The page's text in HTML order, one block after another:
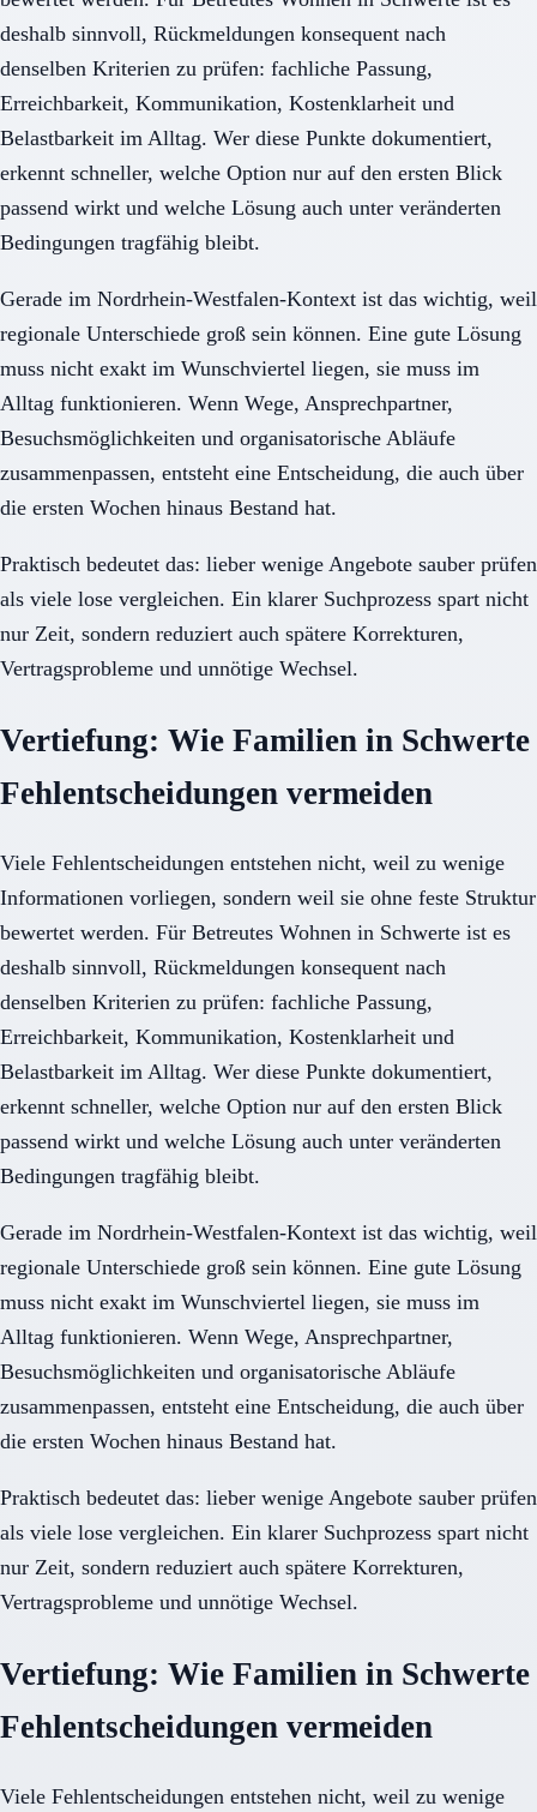
deshalb sinnvoll, Rückmeldungen konsequent nach
denselben Kriterien zu prüfen: fachliche Passung,
Erreichbarkeit, Kommunikation, Kostenklarheit und
Belastbarkeit im Alltag. Wer diese Punkte dokumentiert,
erkennt schneller, welche Option nur auf den ersten Blick
passend wirkt und welche Lösung auch unter veränderten
Bedingungen tragfähig bleibt.
Gerade im Nordrhein-Westfalen-Kontext ist das wichtig, weil
regionale Unterschiede groß sein können. Eine gute Lösung
muss nicht exakt im Wunschviertel liegen, sie muss im
Alltag funktionieren. Wenn Wege, Ansprechpartner,
Besuchsmöglichkeiten und organisatorische Abläufe
zusammenpassen, entsteht eine Entscheidung, die auch über
die ersten Wochen hinaus Bestand hat.
Praktisch bedeutet das: lieber wenige Angebote sauber prüfen
als viele lose vergleichen. Ein klarer Suchprozess spart nicht
nur Zeit, sondern reduziert auch spätere Korrekturen,
Vertragsprobleme und unnötige Wechsel.
Vertiefung: Wie Familien in Schwerte
Fehlentscheidungen vermeiden
Viele Fehlentscheidungen entstehen nicht, weil zu wenige
Informationen vorliegen, sondern weil sie ohne feste Struktur
bewertet werden. Für Betreutes Wohnen in Schwerte ist es
deshalb sinnvoll, Rückmeldungen konsequent nach
denselben Kriterien zu prüfen: fachliche Passung,
Erreichbarkeit, Kommunikation, Kostenklarheit und
Belastbarkeit im Alltag. Wer diese Punkte dokumentiert,
erkennt schneller, welche Option nur auf den ersten Blick
passend wirkt und welche Lösung auch unter veränderten
Bedingungen tragfähig bleibt.
Gerade im Nordrhein-Westfalen-Kontext ist das wichtig, weil
regionale Unterschiede groß sein können. Eine gute Lösung
muss nicht exakt im Wunschviertel liegen, sie muss im
Alltag funktionieren. Wenn Wege, Ansprechpartner,
Besuchsmöglichkeiten und organisatorische Abläufe
zusammenpassen, entsteht eine Entscheidung, die auch über
die ersten Wochen hinaus Bestand hat.
Praktisch bedeutet das: lieber wenige Angebote sauber prüfen
als viele lose vergleichen. Ein klarer Suchprozess spart nicht
nur Zeit, sondern reduziert auch spätere Korrekturen,
Vertragsprobleme und unnötige Wechsel.
Vertiefung: Wie Familien in Schwerte
Fehlentscheidungen vermeiden
Viele Fehlentscheidungen entstehen nicht, weil zu wenige